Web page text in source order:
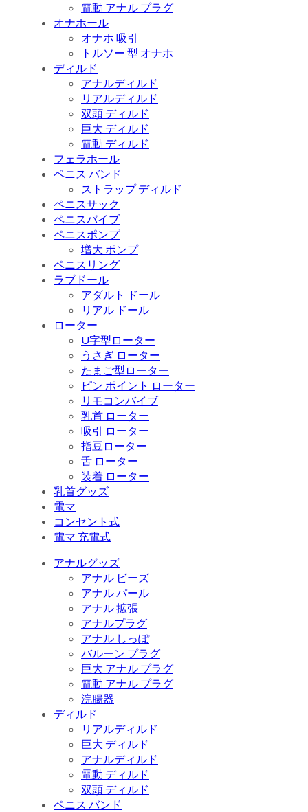
電動 アナル プラグ
オナホール
オナホ 吸引
トルソー 型 オナホ
ディルド
アナルディルド
リアルディルド
双頭 ディルド
巨大 ディルド
電動 ディルド
フェラホール
ペニス バンド
ストラップ ディルド
ペニスサック
ペニスバイブ
ペニスポンプ
増大 ポンプ
ペニスリング
ラブドール
アダルト ドール
リアル ドール
ローター
U字型ローター
うさぎ ローター
たまご型ローター
ピン ポイント ローター
リモコンバイブ
乳首 ローター
吸引 ローター
指豆ローター
舌 ローター
装着 ローター
乳首グッズ
電マ
コンセント式
電マ 充電式
アナルグッズ
アナル ビーズ
アナル パール
アナル 拡張
アナルプラグ
アナル しっぽ
バルーン プラグ
巨大 アナル プラグ
電動 アナル プラグ
浣腸器
ディルド
リアルディルド
巨大 ディルド
アナルディルド
電動 ディルド
双頭 ディルド
ペニス バンド